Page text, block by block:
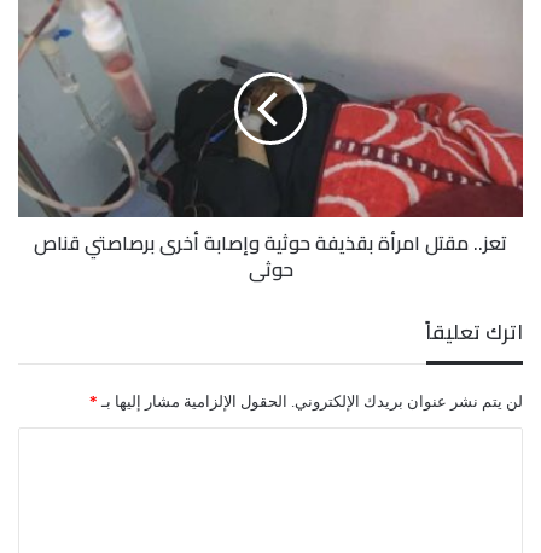
بقذيفة
حوثية
وإصابة
أخرى
برصاصتي
قناص
حوثي
تعز.. مقتل امرأة بقذيفة حوثية وإصابة أخرى برصاصتي قناص
حوثي
اترك تعليقاً
لن يتم نشر عنوان بريدك الإلكتروني. الحقول الإلزامية مشار إليها بـ *